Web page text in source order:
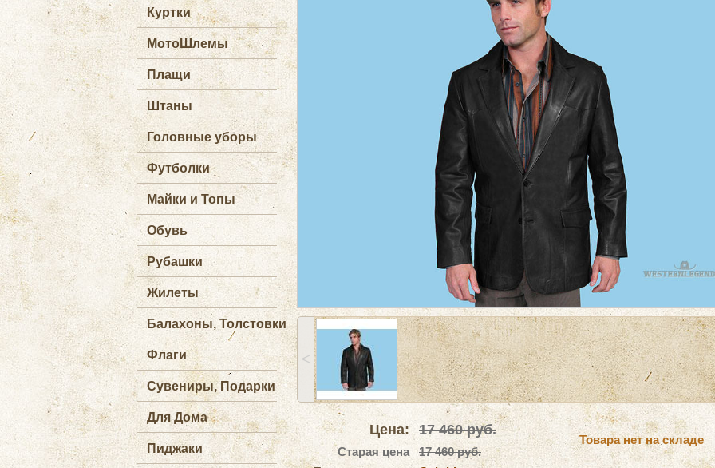
Куртки
МотоШлемы
Плащи
Штаны
Головные уборы
Футболки
Майки и Топы
Обувь
Рубашки
Жилеты
Балахоны, Толстовки
Флаги
Сувениры, Подарки
Для Дома
Пиджаки
˂
Цена: 17 460руб.
Старая цена
17 460 руб.
Товара нет на складе